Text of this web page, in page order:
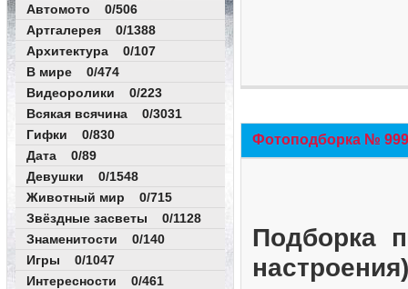
Автомото 0/506
Артгалерея 0/1388
Архитектура 0/107
В мире 0/474
Видеоролики 0/223
Всякая всячина 0/3031
Гифки 0/830
Дата 0/89
Девушки 0/1548
Животный мир 0/715
Звёздные засветы 0/1128
Знаменитости 0/140
Игры 0/1047
Интересности 0/461
Фотоподборка №
Подборка